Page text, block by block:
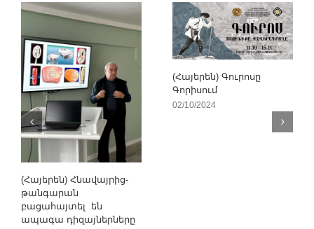
(Հայերեն) Հնավայրից-
թանգարան
բացահայտել են
ապագա դիզայներները
(Հայերեն) Գուրոսը
Գորիսում
02/10/2024